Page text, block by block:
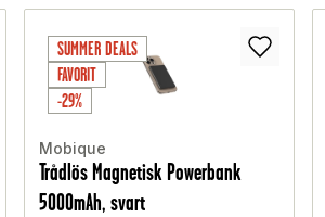
SUMMER DEALS
FAVORIT
-29%
Mobique
Trådlös Magnetisk Powerbank
5000mAh, svart